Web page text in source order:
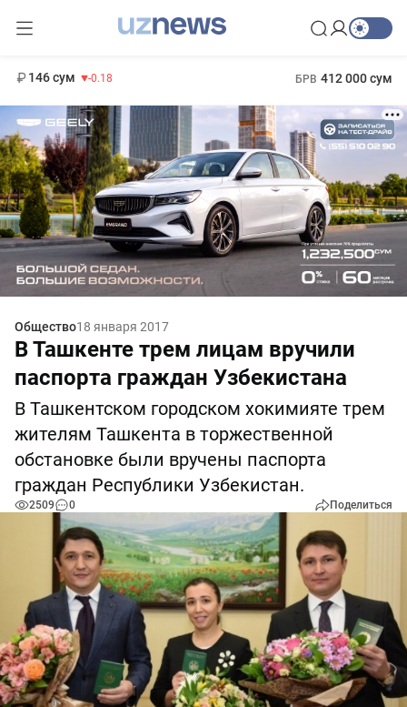
146 сум -0.18 БРВ 412 000 сум
Общество18 января 2017
В Ташкенте трем лицам вручили
паспорта граждан Узбекистана
В Ташкентском городском хокимияте трем
жителям Ташкента в торжественной
обстановке были вручены паспорта
граждан Республики Узбекистан.
2509 0 Поделиться